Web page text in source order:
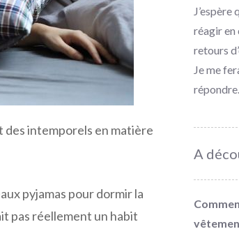
des intemporels en matière
pyjamas pour dormir la
pas réellement un habit
réagir en
retours
Je me
répondre.
A